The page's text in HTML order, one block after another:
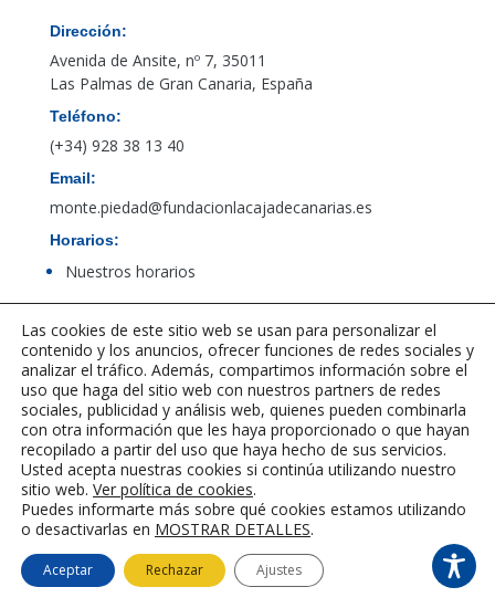
Dirección:
Avenida de Ansite, nº 7, 35011
Las Palmas de Gran Canaria, España
Teléfono:
(+34) 928 38 13 40
Email:
monte.piedad@fundacionlacajadecanarias.es
Horarios:
Nuestros horarios
Acceso al canal de denuncias de PBCFT
©2023-2025 Fundación La Caja de
CANARIAS|Aviso legal|Política de
Las cookies de este sitio web se usan para personalizar el
contenido y los anuncios, ofrecer funciones de redes sociales y
analizar el tráfico. Además, compartimos información sobre el
uso que haga del sitio web con nuestros partners de redes
sociales, publicidad y análisis web, quienes pueden combinarla
con otra información que les haya proporcionado o que hayan
recopilado a partir del uso que haya hecho de sus servicios.
Usted acepta nuestras cookies si continúa utilizando nuestro
sitio web. Ver política de cookies.
Puedes informarte más sobre qué cookies estamos utilizando
o desactivarlas en MOSTRAR DETALLES.
Aceptar Rechazar Ajustes